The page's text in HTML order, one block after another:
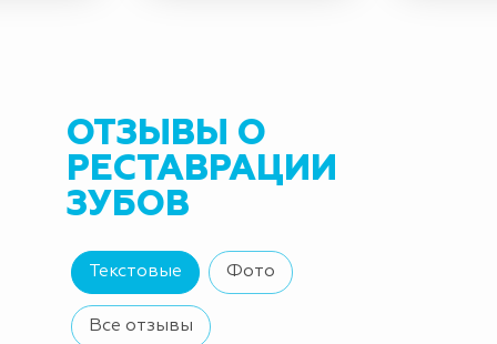
ОТЗЫВЫ О
РЕСТАВРАЦИИ
ЗУБОВ
Текстовые Фото
Все отзывы